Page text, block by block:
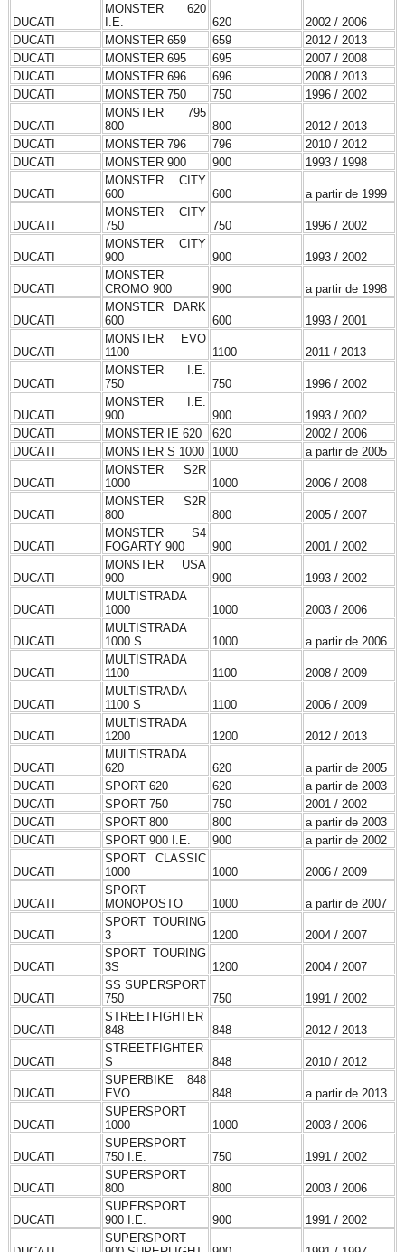
DUCATI
MONSTER 620
I.E.
620
2002 / 2006
DUCATI
MONSTER 659 659
2012 / 2013
DUCATI
MONSTER 695 695
2007 / 2008
DUCATI
MONSTER 696 696
2008 / 2013
DUCATI
MONSTER 750 750 1996 / 2002
DUCATI
MONSTER 795
800
800
2012 / 2013
DUCATI
MONSTER 796 796
2010 / 2012
DUCATI
MONSTER 900 900 1993 / 1998
DUCATI
MONSTER CITY
600
600 a partir de 1999
DUCATI
MONSTER CITY
750
750 1996 / 2002
DUCATI
MONSTER CITY
900
900 1993 / 2002
DUCATI
MONSTER
CROMO 900
900 a partir de 1998
DUCATI
MONSTER DARK
600
600 1993 / 2001
DUCATI
MONSTER EVO
1100
1100 2011 / 2013
DUCATI
MONSTER I.E.
750
750 1996 / 2002
DUCATI
MONSTER I.E.
900
900
1993 / 2002
DUCATI
MONSTER IE 620 620
2002 / 2006
DUCATI
MONSTER S 1000 1000 a partir de 2005
DUCATI
MONSTER S2R
1000
1000 2006 / 2008
DUCATI
MONSTER S2R
800
800 2005 / 2007
DUCATI
MONSTER S4
FOGARTY 900
900 2001 / 2002
DUCATI
MONSTER USA
900
900 1993 / 2002
DUCATI
MULTISTRADA
1000
1000 2003 / 2006
DUCATI
MULTISTRADA
1000 S
1000 a partir de 2006
DUCATI
MULTISTRADA
1100
1100 2008 / 2009
DUCATI
MULTISTRADA
1100 S
1100 2006 / 2009
DUCATI
MULTISTRADA
1200
1200 2012 / 2013
DUCATI
MULTISTRADA
620
620
a partir de 2005
DUCATI
SPORT 620 620
a partir de 2003
DUCATI
SPORT 750 750
2001 / 2002
DUCATI
SPORT 800 800
a partir de 2003
DUCATI
SPORT 900 I.E. 900 a partir de 2002
DUCATI
SPORT CLASSIC
1000
1000 2006 / 2009
DUCATI
SPORT
MONOPOSTO
1000 a partir de 2007
DUCATI
SPORT TOURING
3
1200 2004 / 2007
DUCATI
SPORT TOURING
3S
1200 2004 / 2007
DUCATI
SS SUPERSPORT
750
750 1991 / 2002
DUCATI
STREETFIGHTER
848
848 2012 / 2013
DUCATI
STREETFIGHTER
S
848 2010 / 2012
DUCATI
SUPERBIKE 848
EVO
848 a partir de 2013
DUCATI
SUPERSPORT
1000
1000 2003 / 2006
DUCATI
SUPERSPORT
750 I.E.
750 1991 / 2002
DUCATI
SUPERSPORT
800
800 2003 / 2006
DUCATI
SUPERSPORT
900 I.E.
900 1991 / 2002
SUPERSPORT